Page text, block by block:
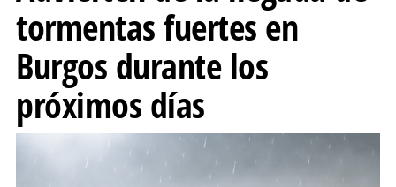
tormentas fuertes en
Burgos durante los
próximos días